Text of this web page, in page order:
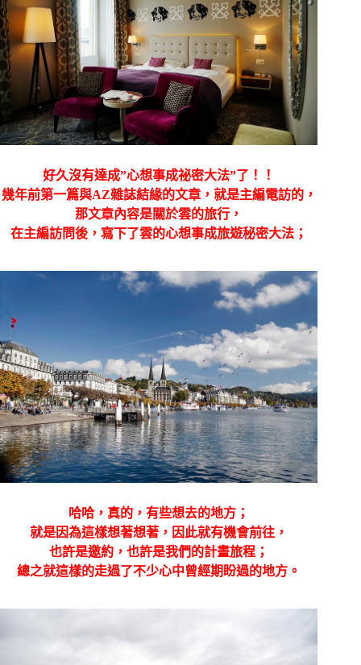
好久沒有達成”心想事成祕密大法”了！！
幾年前第一篇與AZ雜誌結緣的文章，就是主編電訪的，
那文章內容是關於雲的旅行，
在主編訪問後，寫下了雲的心想事成旅遊秘密大法；
哈哈，真的，有些想去的地方；
就是因為這樣想著想著，因此就有機會前往，
也許是邀約，也許是我們的計畫旅程；
總之就這樣的走過了不少心中曾經期盼過的地方。